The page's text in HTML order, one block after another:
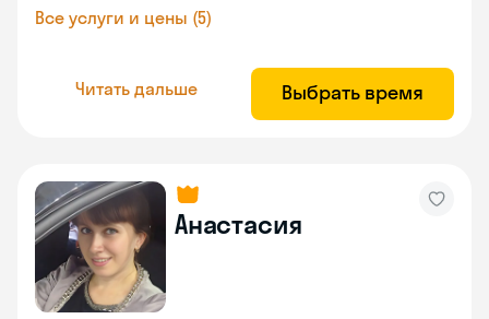
Все услуги и цены (5)
Читать дальше Выбрать время
Анастасия